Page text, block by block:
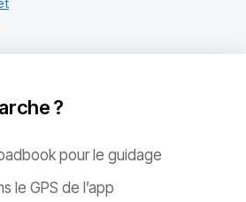
?
pour le guidage
le GPS de l’app